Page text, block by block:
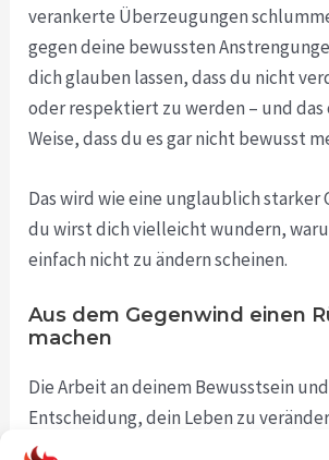
verankerte Überzeugungen
gegen deine bewussten
dich glauben lassen, dass du nicht
oder respektiert zu werden – und das
Weise, dass du es gar nicht bewusst
Das wird wie eine unglaublich starker
du wirst dich vielleicht wundern,
einfach nicht zu ändern scheinen.
Aus dem Gegenwind einen
machen
Die Arbeit an deinem Bewusstsein
Entscheidung, dein Leben zu
und entscheidende Schritt. Doch um